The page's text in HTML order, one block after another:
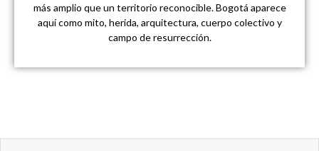
más amplio que un territorio reconocible. Bogotá aparece
aquí como mito, herida, arquitectura, cuerpo colectivo y
campo de resurrección.